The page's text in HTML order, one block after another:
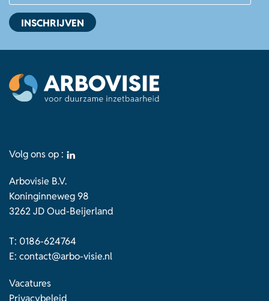
Volg ons op :
Arbovisie B.V.
Koninginneweg 98
3262 JD Oud-Beijerland
T: 0186-624764
E: contact@arbo-visie.nl
Vacatures